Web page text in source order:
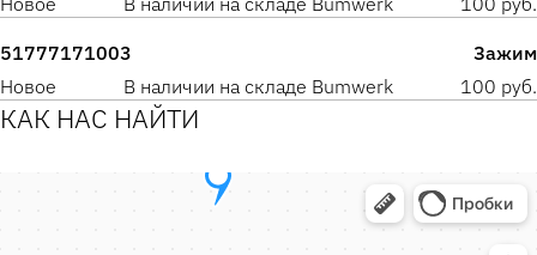
51777171003
Зажим
Новое
В наличии на складе Bumwerk 100 руб.
КАК НАС НАЙТИ